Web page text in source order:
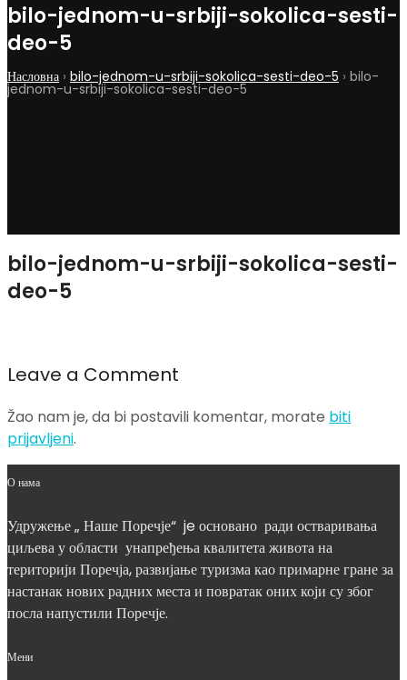
bilo-jednom-u-srbiji-sokolica-sesti-
deo-5
Насловна › bilo-jednom-u-srbiji-sokolica-sesti-deo-5 › bilo-
jednom-u-srbiji-sokolica-sesti-deo-5
bilo-jednom-u-srbiji-sokolica-sesti-
deo-5
Leave a Comment
Žao nam je, da bi postavili komentar, morate biti
prijavljeni.
О нама
Удружење „ Наше Поречје“ je основано ради остваривања
циљева у области унапређења квалитета живота на
територији Поречја, развијање туризма као примарне гране за
настанак нових радних места и повратак оних који су због
посла напустили Поречје.
Мени